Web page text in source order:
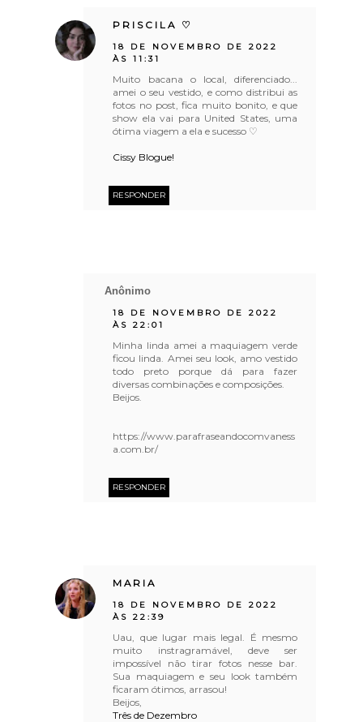
PRISCILA ♡
18 DE NOVEMBRO DE 2022
ÀS 11:31
Muito bacana o local, diferenciado...
amei o seu vestido, e como distribui as
fotos no post, fica muito bonito, e que
show ela vai para United States, uma
ótima viagem a ela e sucesso ♡
Cissy Blogue!
RESPONDER
Anônimo
18 DE NOVEMBRO DE 2022
ÀS 22:01
Minha linda amei a maquiagem verde
ficou linda. Amei seu look, amo vestido
todo preto porque dá para fazer
diversas combinações e composições.
Beijos.
https://www.parafraseandocomvaness
a.com.br/
RESPONDER
MARIA
18 DE NOVEMBRO DE 2022
ÀS 22:39
Uau, que lugar mais legal. É mesmo
muito instragramável, deve ser
impossível não tirar fotos nesse bar.
Sua maquiagem e seu look também
ficaram ótimos, arrasou!
Beijos,
Três de Dezembro